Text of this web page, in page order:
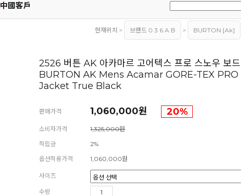
中國客戶
현재위치 > 브랜드 0 3 6 A B > BURTON [ak]
2526 버튼 AK 아카마르 고어텍스 프로 스노우 보
BURTON AK Mens Acamar GORE-TEX PRO
Jacket True Black
판매가격 1,060,000원 20%
소비자가격
1,325,000원
적립금
2%
옵션적용가격
1,060,000원
사이즈
수량